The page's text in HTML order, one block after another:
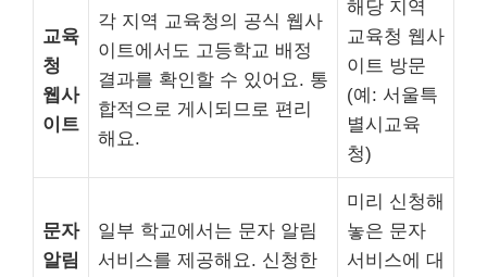
교육
청
웹사
이트
각 지역 교육청의 공식 웹사
이트에서도 고등학교 배정
결과를 확인할 수 있어요. 통
합적으로 게시되므로 편리
해요.
해당 지역
교육청 웹사
이트 방문
(예: 서울특
별시교육
청)
문자
알림
일부 학교에서는 문자 알림
서비스를 제공해요. 신청한
미리 신청해
놓은 문자
서비스에 대